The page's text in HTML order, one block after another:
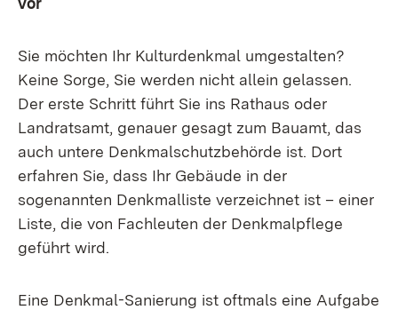
Sie möchten Ihr Kulturdenkmal umgestalten?
Keine Sorge, Sie werden nicht allein gelassen.
Der erste Schritt führt Sie ins Rathaus oder
Landratsamt, genauer gesagt zum Bauamt, das
auch untere Denkmalschutzbehörde ist. Dort
erfahren Sie, dass Ihr Gebäude in der
sogenannten Denkmalliste verzeichnet ist – einer
Liste, die von Fachleuten der Denkmalpflege
geführt wird.
Eine Denkmal-Sanierung ist oftmals eine Aufgabe